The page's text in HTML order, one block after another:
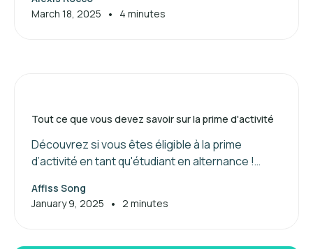
compétences et booster votre réseau.
March 18, 2025
• 4 minutes
Tout ce que vous devez savoir sur la prime d'activité
Découvrez si vous êtes éligible à la prime
d’activité en tant qu'étudiant en alternance !
Affiss Song
January 9, 2025
• 2 minutes